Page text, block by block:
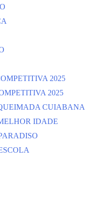
2025
2025
CUIABANA
IDADE